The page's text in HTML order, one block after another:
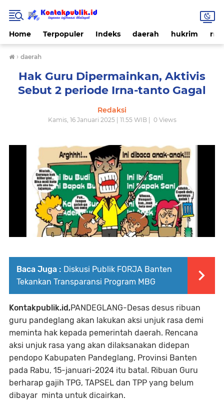
Home Terpopuler Indeks daerah hukrim
› daerah
Hak Guru Dipermainkan, Aktivis
Sebut 2 periode Irna-tanto Gagal
Redaksi
Kamis, 16 Januari 2025 | 11.55 WIB | 0Views
Baca Juga : Diskusi Publik FORJA Banten
Tekankan Transparansi Program MBG
Kontakpublik.id,PANDEGLANG-Desas desus ribuan
guru pandeglang akan lakukan aksi unjuk rasa demi
meminta hak kepada pemerintah daerah. Rencana
aksi unjuk rasa yang akan dilaksanakan didepan
pendopo Kabupaten Pandeglang, Provinsi Banten
pada Rabu, 15-januari-2024 itu batal. Ribuan Guru
berharap gajih TPG, TAPSEL dan TPP yang belum
dibayar minta untuk dicairkan.